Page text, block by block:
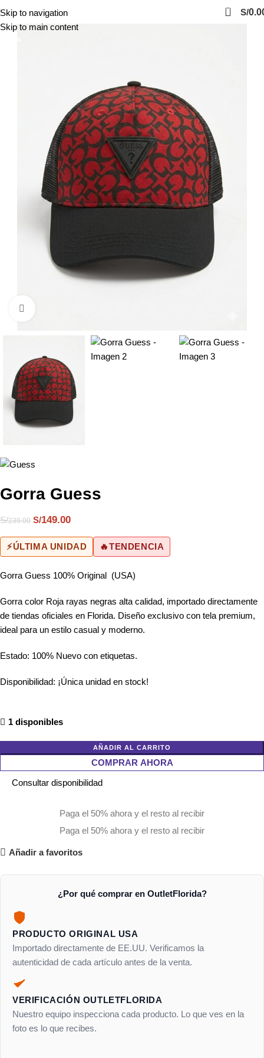
Skip to navigation
Skip to main content
0
S/
Gorra Guess
S/239.00 S/149.00
⚡ÚLTIMA UNIDAD 🔥TENDENCIA
Gorra Guess 100% Original (USA)
Gorra color Roja rayas negras alta calidad, importado directamente
de tiendas oficiales en Florida. Diseño exclusivo con tela premium,
ideal para un estilo casual y moderno.
Estado: 100% Nuevo con etiquetas.
Disponibilidad: ¡Única unidad en stock!
1 disponibles
AÑADIR AL CARRITO
COMPRAR AHORA
Consultar disponibilidad
Paga el 50% ahora y el resto al recibir
Paga el 50% ahora y el resto al recibir
Añadir a favoritos
¿Por qué comprar en OutletFlorida?
PRODUCTO ORIGINAL USA
Importado directamente de EE.UU. Verificamos la
autenticidad de cada artículo antes de la venta.
VERIFICACIÓN OUTLETFLORIDA
Nuestro equipo inspecciona cada producto. Lo que ves en la
foto es lo que recibes.